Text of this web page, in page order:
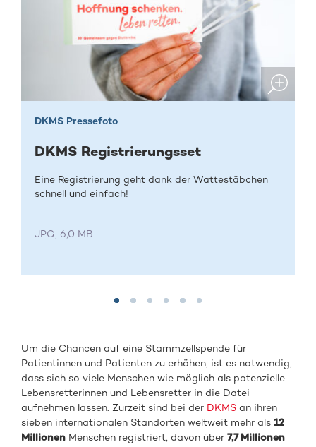
DKMS Pressefoto
DKMS Registrierungsset
Eine Registrierung geht dank der Wattestäbchen
schnell und einfach!
JPG, 6,0 MB
Um die Chancen auf eine Stammzellspende für
Patientinnen und Patienten zu erhöhen, ist es notwendig,
dass sich so viele Menschen wie möglich als potenzielle
Lebensretterinnen und Lebensretter in die Datei
aufnehmen lassen. Zurzeit sind bei der DKMS an ihren
sieben internationalen Standorten weltweit mehr als12
Millionen Menschen registriert, davon über7,7 Millionen